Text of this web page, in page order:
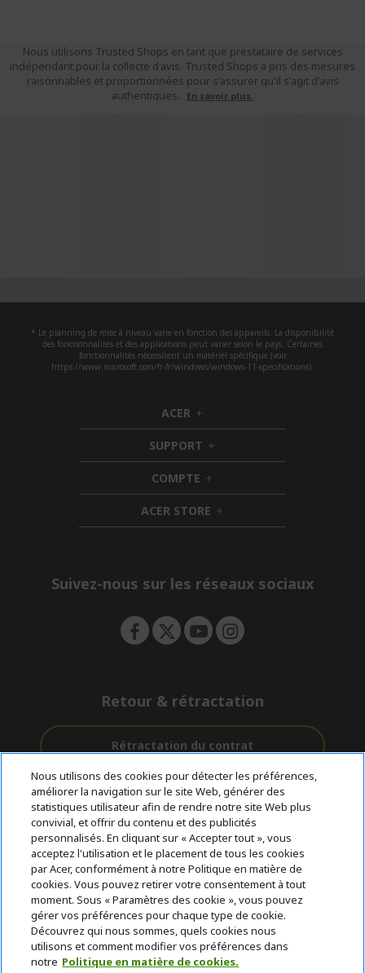
Nous utilisons Trusted Shops en tant que prestataire de services
indépendant pour la collecte d'avis. Trusted Shops a pris des mesures
raisonnables et proportionnées pour s'assurer qu'il s'agit d'avis
authentiques.
En savoir plus.
* Le planning de mise à niveau varie en fonction des appareils. La disponibilité
des fonctionnalités et des applications peut varier selon le pays. Certaines
fonctionnalités nécessitent un matériel spécifique (voir
https://www.microsoft.com/fr-fr/windows/windows-11-specifications).
ACER h
i
d
d
e
n
SUPPORT h
i
d
d
e
n
COMPTE h
i
d
d
ACER STORE h
i
e
Suivez-nous sur les réseaux sociaux
Retour & rétractation
Rétractation du contrat
Livraison
Gratuite
Accompagnement
avant et après-
vente
Avec 0%
D'intérêt
© 2026 Acer Inc.
CPYou BV est le revendeur et marchand agréé pour les produits et
services proposés au sein de ce magasin.
Nous utilisons des cookies pour détecter les préférences,
améliorer la navigation sur le site Web, générer des
statistiques utilisateur afin de rendre notre site Web plus
convivial, et offrir du contenu et des publicités
personnalisés. En cliquant sur « Accepter tout », vous
acceptez l'utilisation et le placement de tous les cookies
par Acer, conformément à notre Politique en matière de
cookies. Vous pouvez retirer votre consentement à tout
moment. Sous « Paramètres des cookie », vous pouvez
gérer vos préférences pour chaque type de cookie.
Découvrez qui nous sommes, quels cookies nous
utilisons et comment modifier vos préférences dans
notre Politique en matière de cookies.